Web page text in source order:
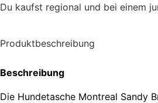
Du kaufst regional und bei einem
Produktbeschreibung
Beschreibung
Die Hundetasche Montreal Sandy